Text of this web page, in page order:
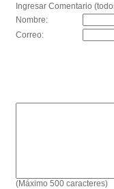
Ingresar Comentario
Nombre:
Correo:
(Máximo 500 caracteres)